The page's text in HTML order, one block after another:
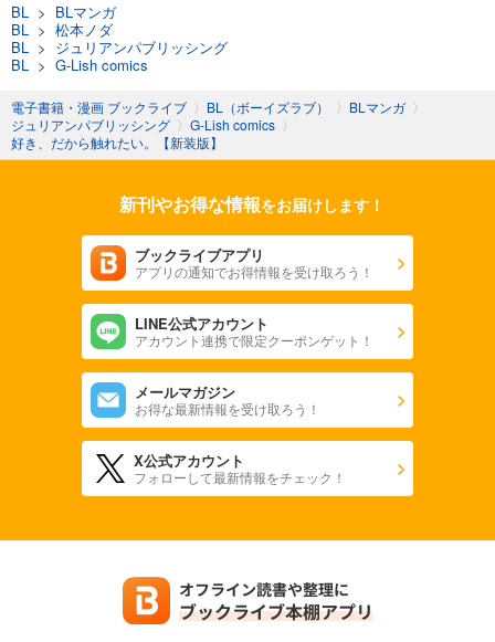
BL > BLマンガ
BL > 松本ノダ
BL > ジュリアンパブリッシング
BL > G-Lish comics
電子書籍・漫画 ブックライブ 〉 BL（ボーイズラブ） 〉 BLマンガ 〉
ジュリアンパブリッシング 〉 G-Lish comics 〉
好き、だから触れたい。【新装版】
新刊やお得な情報をお届けします！
ブックライブアプリ
アプリの通知でお得情報を受け取ろう！
LINE公式アカウント
アカウント連携で限定クーポンゲット！
メールマガジン
お得な最新情報を受け取ろう！
X公式アカウント
フォローして最新情報をチェック！